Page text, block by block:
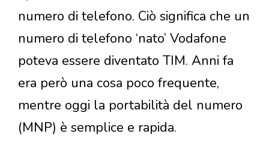
numero di telefono. Ciò significa che un
numero di telefono ‘nato’ Vodafone
poteva essere diventato TIM. Anni fa
era però una cosa poco frequente,
mentre oggi la portabilità del numero
(MNP) è semplice e rapida.